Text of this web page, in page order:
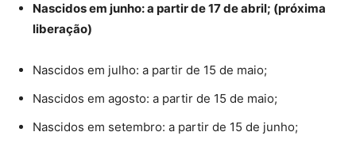
Nascidos em junho: a partir de 17 de abril; (próxima
liberação)
Nascidos em julho: a partir de 15 de maio;
Nascidos em agosto: a partir de 15 de maio;
Nascidos em setembro: a partir de 15 de junho;